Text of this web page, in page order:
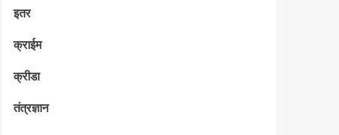
इतर
क्राईम
क्रीडा
तंत्रज्ञान